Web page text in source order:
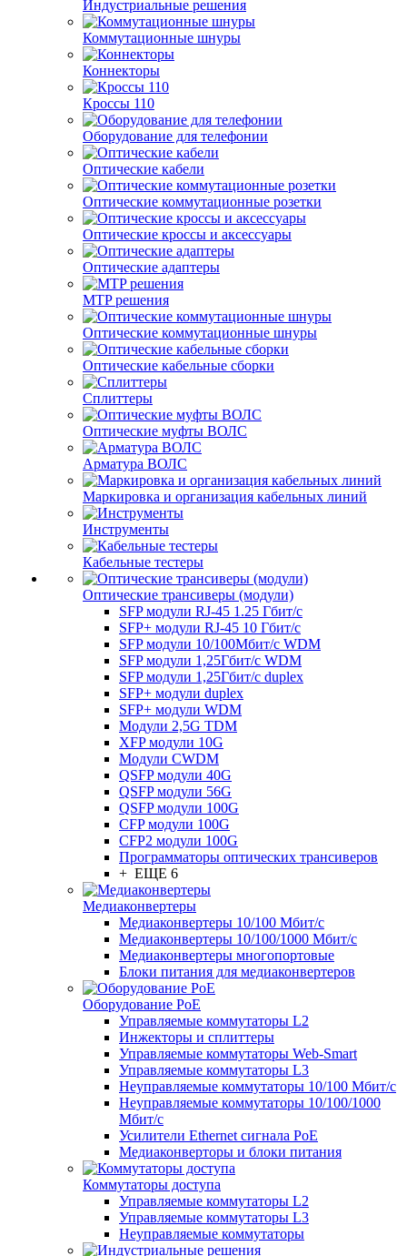
Индустриальные решения
Коммутационные шнуры
Коннекторы
Кроссы 110
Оборудование для телефонии
Оптические кабели
Оптические коммутационные розетки
Оптические кроссы и аксессуары
Оптические адаптеры
MTP решения
Оптические коммутационные шнуры
Оптические кабельные сборки
Сплиттеры
Оптические муфты ВОЛС
Арматура ВОЛС
Маркировка и организация кабельных линий
Инструменты
Кабельные тестеры
Оптические трансиверы (модули)
SFP модули RJ-45 1.25 Гбит/c
SFP+ модули RJ-45 10 Гбит/c
SFP модули 10/100Мбит/с WDM
SFP модули 1,25Гбит/с WDM
SFP модули 1,25Гбит/с duplex
SFP+ модули duplex
SFP+ модули WDM
Модули 2,5G TDM
XFP модули 10G
Модули CWDM
QSFP модули 40G
QSFP модули 56G
QSFP модули 100G
CFP модули 100G
CFP2 модули 100G
Программаторы оптических трансиверов
+ ЕЩЕ 6
Медиаконвертеры
Медиаконвертеры 10/100 Мбит/с
Медиаконвертеры 10/100/1000 Мбит/c
Медиаконвертеры многопортовые
Блоки питания для медиаконвертеров
Оборудование PoE
Управляемые коммутаторы L2
Инжекторы и сплиттеры
Управляемые коммутаторы Web-Smart
Управляемые коммутаторы L3
Неуправляемые коммутаторы 10/100 Мбит/с
Неуправляемые коммутаторы 10/100/1000
Мбит/с
Усилители Ethernet сигнала PoE
Медиаконверторы и блоки питания
Коммутаторы доступа
Управляемые коммутаторы L2
Управляемые коммутаторы L3
Неуправляемые коммутаторы